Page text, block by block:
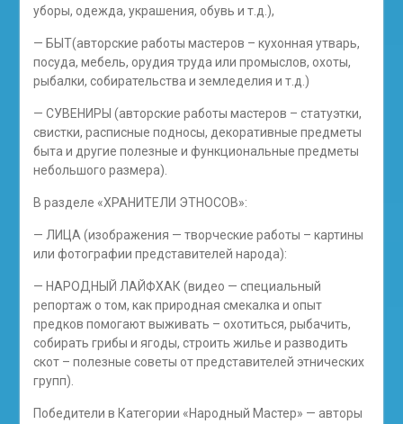
уборы, одежда, украшения, обувь и т.д.),
— БЫТ(авторские работы мастеров – кухонная утварь,
посуда, мебель, орудия труда или промыслов, охоты,
рыбалки, собирательства и земледелия и т.д.)
— СУВЕНИРЫ (авторские работы мастеров – статуэтки,
свистки, расписные подносы, декоративные предметы
быта и другие полезные и функциональные предметы
небольшого размера).
В разделе «ХРАНИТЕЛИ ЭТНОСОВ»:
— ЛИЦА (изображения — творческие работы – картины
или фотографии представителей народа):
— НАРОДНЫЙ ЛАЙФХАК (видео — специальный
репортаж о том, как природная смекалка и опыт
предков помогают выживать – охотиться, рыбачить,
собирать грибы и ягоды, строить жилье и разводить
скот – полезные советы от представителей этнических
групп).
Победители в Категории «Народный Мастер» — авторы